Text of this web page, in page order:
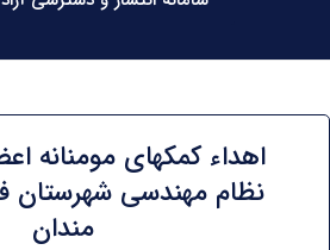
اهداء کمکهای مومنانه
نظام مهندسی شهرستان
مندان